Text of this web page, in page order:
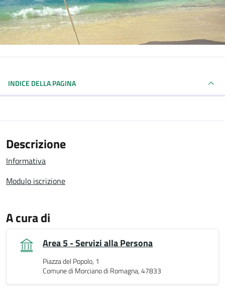
INDICE DELLA PAGINA
Descrizione
Informativa
Modulo iscrizione
A cura di
Area 5 - Servizi alla Persona
Piazza del Popolo, 1
Comune di Morciano di Romagna, 47833